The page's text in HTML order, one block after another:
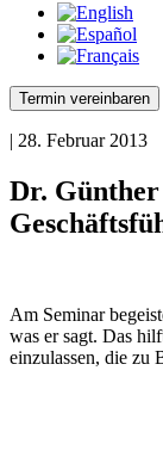
Termin vereinbaren
| 28. Februar 2013
Dr. Günther
Am Seminar
was er sagt. Das
einzulassen, die zu